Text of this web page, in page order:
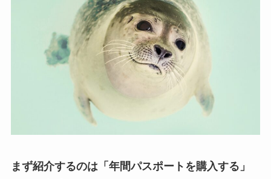
まず紹介するのは「年間パスポートを購入する」